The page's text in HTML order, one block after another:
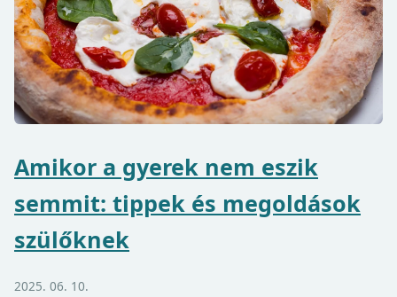
Amikor a gyerek nem eszik
semmit: tippek és megoldások
szülőknek
2025. 06. 10.